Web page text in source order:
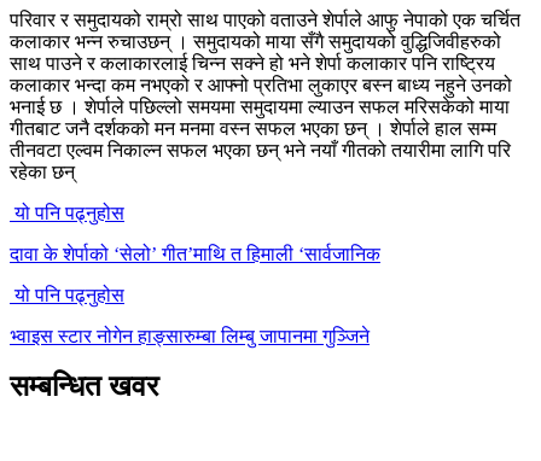
परिवार र समुदायको राम्रो साथ पाएको वताउने शेर्पाले आफु नेपाको एक चर्चित
कलाकार भन्न रुचाउछन् । समुदायको माया सँगै समुदायको वुद्धिजिवीहरुको
साथ पाउने र कलाकारलाई चिन्न सक्ने हो भने शेर्पा कलाकार पनि राष्ट्रिय
कलाकार भन्दा कम नभएको र आफ्नो प्रतिभा लुकाएर बस्न बाध्य नहुने उनको
भनाई छ । शेर्पाले पछिल्लो समयमा समुदायमा ल्याउन सफल मरिसकेको माया
गीतबाट जनै दर्शकको मन मनमा वस्न सफल भएका छन् । शेर्पाले हाल सम्म
तीनवटा एल्वम निकाल्न सफल भएका छन् भने नयाँ गीतको तयारीमा लागि परि
रहेका छन्
यो पनि पढ्नुहोस
दावा के शेर्पाको ‘सेलो’ गीत’माथि त हिमाली ‘सार्वजानिक
यो पनि पढ्नुहोस
भ्वाइस स्टार नोगेन हाङ्सारुम्बा लिम्बु जापानमा गुञ्जिने
सम्बन्धित खवर